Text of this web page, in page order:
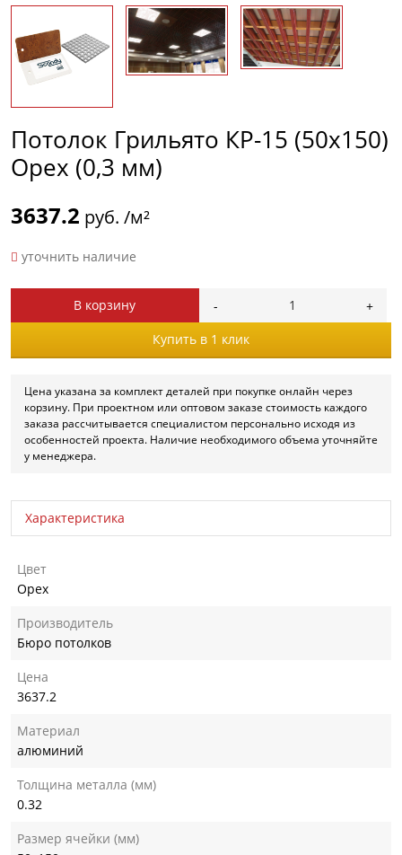
Потолок Грильято КР-15 (50х150)
Орех (0,3 мм)
3637.2 руб. /м²
уточнить наличие
В корзину
Купить в 1 клик
Цена указана за комплект деталей при покупке онлайн через
корзину. При проектном или оптовом заказе стоимость каждого
заказа рассчитывается специалистом персонально исходя из
особенностей проекта. Наличие необходимого объема уточняйте
у менеджера.
Характеристика
Цвет
Орех
Производитель
Бюро потолков
Цена
3637.2
Материал
алюминий
Толщина металла (мм)
0.32
Размер ячейки (мм)